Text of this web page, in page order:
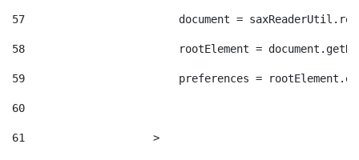
57
document =
58
rootElement =
59
preferences =
60
61
                    >